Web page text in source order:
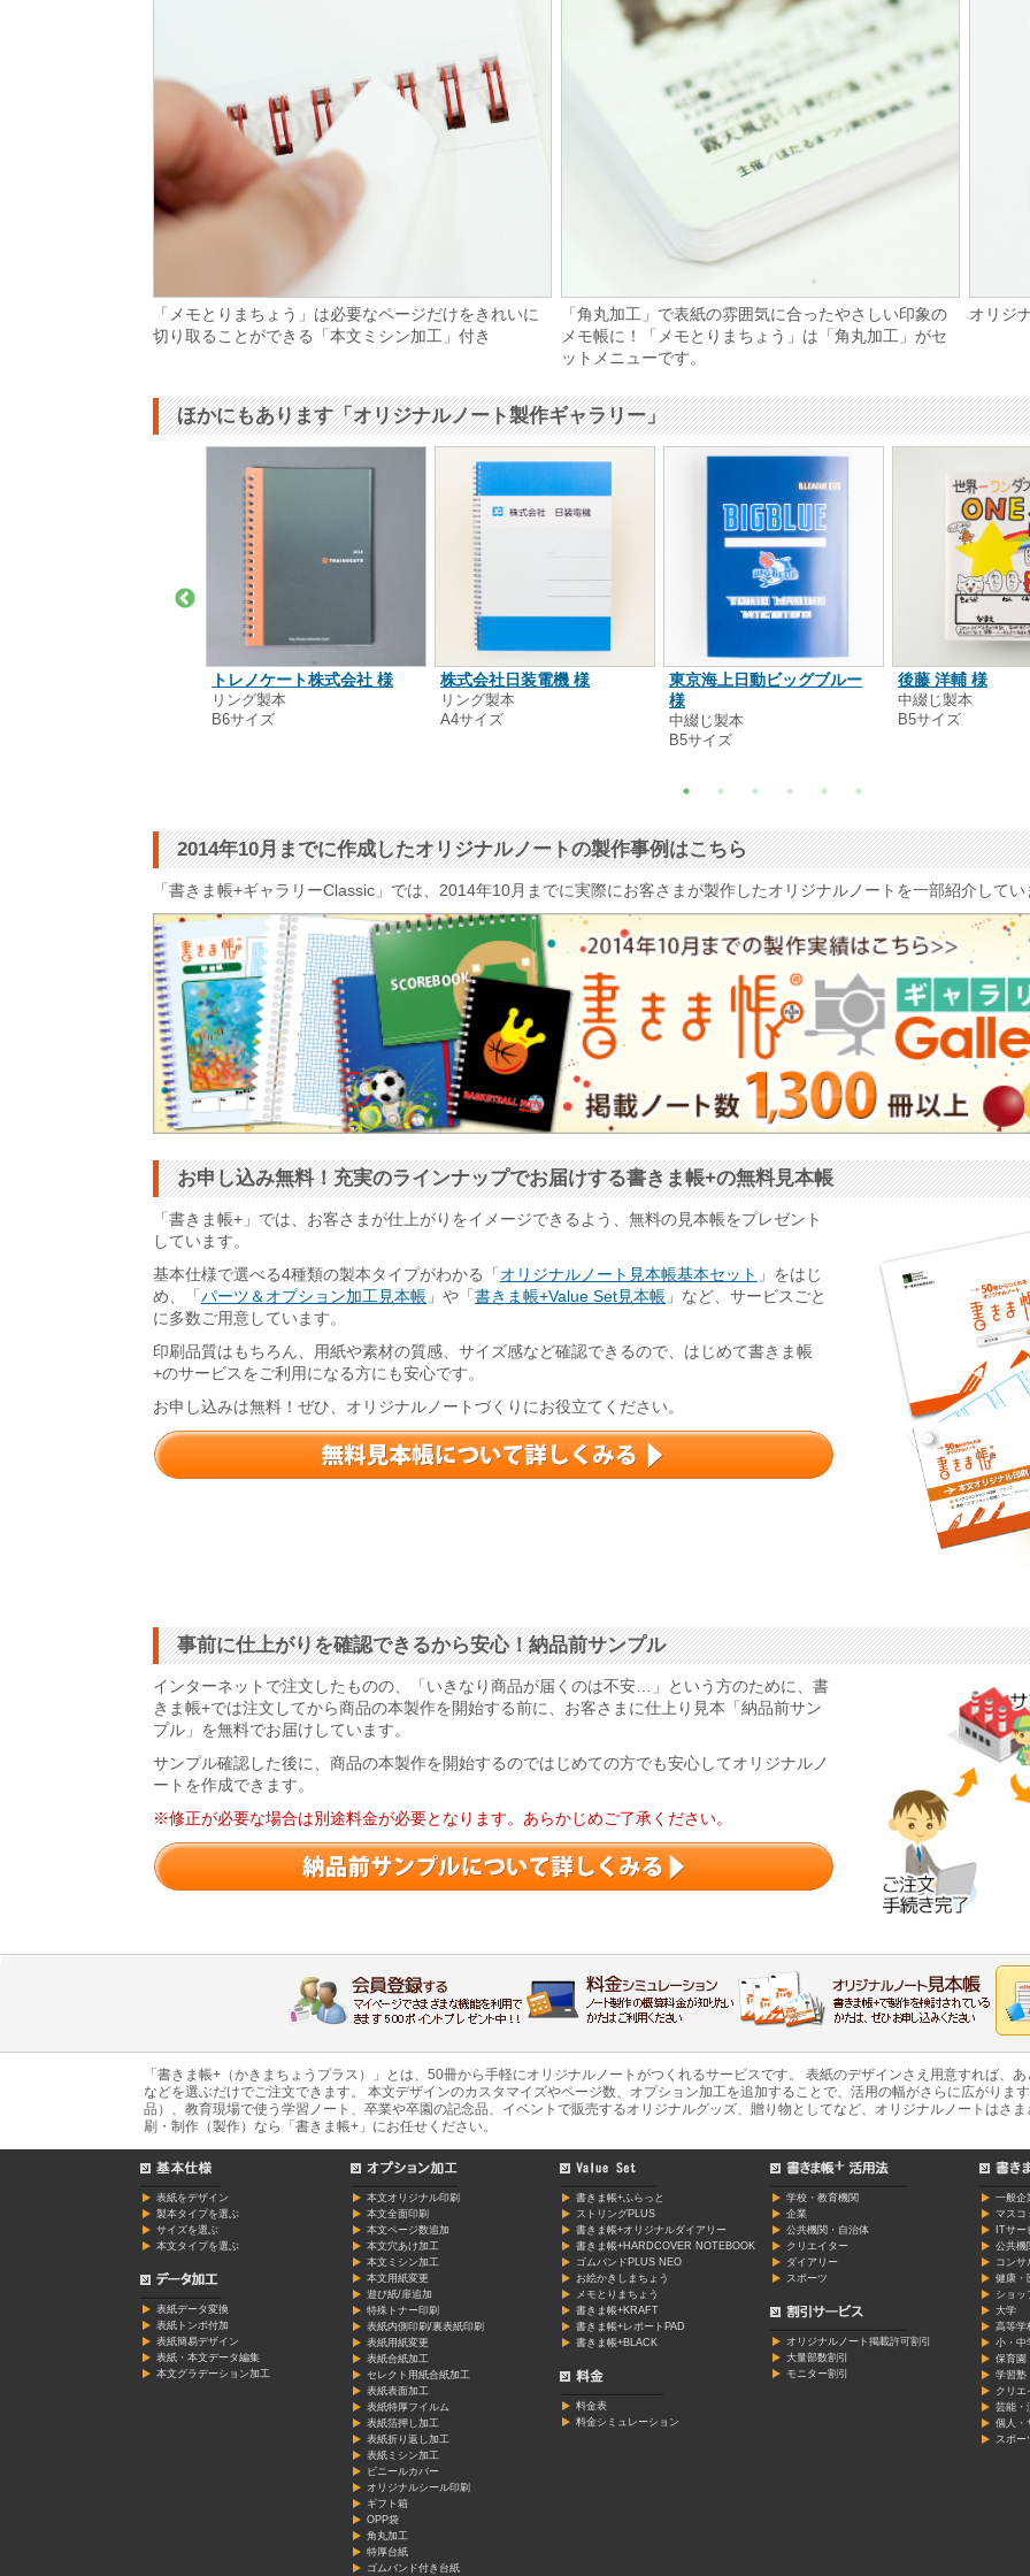
「メモとりまちょう」は必要なページだけをきれいに
切り取ることができる「本文ミシン加工」付き
「角丸加工」で表紙の雰囲気に合ったやさしい印象の
メモ帳に！「メモとりまちょう」は「角丸加工」がセ
ットメニューです。
オリジ
ほかにもあります「オリジナルノート製作ギャラリー」
トレノケート株式会社 様
リング製本
B6サイズ
株式会社日装電機 様
リング製本
A4サイズ
東京海上日動ビッグブルー
様
中綴じ製本
B5サイズ
後藤 洋輔 様
中綴じ製本
B5サイズ
2014年10月までに作成したオリジナルノートの製作事例はこちら
「書きま帳+ギャラリーClassic」では、2014年10月までに実際にお客さまが製作したオリジナルノートを一部紹介してい
お申し込み無料！充実のラインナップでお届けする書きま帳+の無料見本帳
「書きま帳+」では、お客さまが仕上がりをイメージできるよう、無料の見本帳をプレゼント
しています。
基本仕様で選べる4種類の製本タイプがわかる「 オリジナルノート見本帳基本セット 」をはじ
め、「 パーツ＆オプション加工見本帳 」や「 書きま帳+Value Set見本帳 」など、サービスごと
に多数ご用意しています。
印刷品質はもちろん、用紙や素材の質感、サイズ感など確認できるので、はじめて書きま帳
+のサービスをご利用になる方にも安心です。
お申し込みは無料！ぜひ、オリジナルノートづくりにお役立てください。
事前に仕上がりを確認できるから安心！納品前サンプル
インターネットで注文したものの、「いきなり商品が届くのは不安…」という方のために、書
きま帳+では注文してから商品の本製作を開始する前に、お客さまに仕上り見本「納品前サン
プル」を無料でお届けしています。
サンプル確認した後に、商品の本製作を開始するのではじめての方でも安心してオリジナルノ
ートを作成できます。
※修正が必要な場合は別途料金が必要となります。あらかじめご了承ください。
「書きま帳+（かきまちょうプラス）」とは、50冊から手軽にオリジナルノートがつくれるサービスです。 表紙のデザインさえ用意すれば、
などを選ぶだけでご注文できます。 本文デザインのカスタマイズやページ数、オプション加工を追加することで、活用の幅がさらに広がりま
品）、教育現場で使う学習ノート、卒業や卒園の記念品、イベントで販売するオリジナルグッズ、贈り物としてなど、オリジナルノートはさ
刷・制作（製作）なら「書きま帳+」にお任せください。
表紙をデザイン
製本タイプを選ぶ
サイズを選ぶ
本文タイプを選ぶ
表紙データ変換
表紙トンボ付加
表紙簡易デザイン
表紙・本文データ編集
本文グラデーション加工
本文オリジナル印刷
本文全面印刷
本文ページ数追加
本文穴あけ加工
本文ミシン加工
本文用紙変更
遊び紙/扉追加
特殊トナー印刷
表紙内側印刷/裏表紙印刷
表紙用紙変更
表紙合紙加工
セレクト用紙合紙加工
表紙表面加工
表紙特厚フイルム
表紙箔押し加工
表紙折り返し加工
表紙ミシン加工
ビニールカバー
オリジナルシール印刷
ギフト箱
OPP袋
角丸加工
特厚台紙
ゴムバンド付き台紙
書きま帳+ふらっと
ストリングPLUS
書きま帳+オリジナルダイアリー
書きま帳+HARDCOVER NOTEBOOK
ゴムバンドPLUS NEO
お絵かきしまちょう
メモとりまちょう
書きま帳+KRAFT
書きま帳+レポートPAD
書きま帳+BLACK
料金表
料金シミュレーション
学校・教育機関
企業
公共機関・自治体
クリエイター
ダイアリー
スポーツ
オリジナルノート掲載許可割引
大量部数割引
モニター割引
一般企
マスコ
ITサ
公共機
コンサ
健康・
ショッ
大学
高等学
小・中
保育園
学習塾
クリエ
芸能・
個人・
スポー